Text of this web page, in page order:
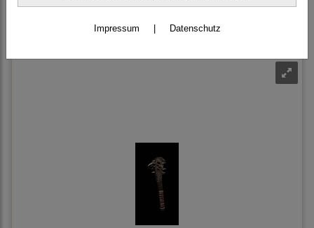
Sortierung wählen
Impressum Datenschutz